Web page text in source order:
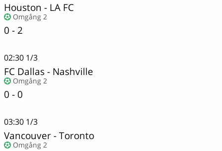
Houston - LA FC
Omgång 2
0 - 2
02:30 1/3
FC Dallas - Nashville
Omgång 2
0 - 0
03:30 1/3
Vancouver-Toronto
Omgång 2